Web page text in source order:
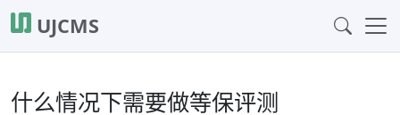
UJCMS
什么情况下需要做等保评测